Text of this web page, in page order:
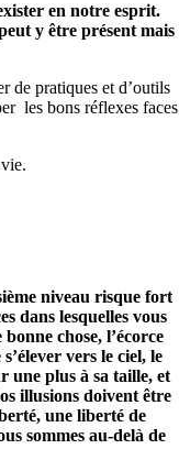
en notre esprit.
y être présent mais
de pratiques et d’outils
les bons réflexes faces
niveau risque fort
dans lesquelles vous
chose, l’écorce
vers le ciel, le
une plus à sa taille, et
illusions doivent être
une liberté de
sommes au-delà de